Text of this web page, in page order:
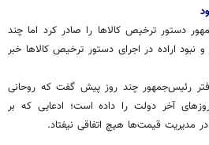
دستور ترخیص کالاها را صادر کرد اما چند
نبود اراده در اجرای دستور ‌ترخیص کالاها خبر
رئیس‌جمهور چند روز پیش گفت که روحانی
آخر دولت را داده است؛ ادعایی که بر
مدیریت قیمت‌ها هیچ اتفاقی نیفتاد.